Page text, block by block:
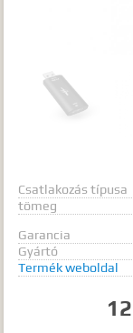
Csatlakozás típusa
tömeg
Garancia
Gyártó
Termék weboldal